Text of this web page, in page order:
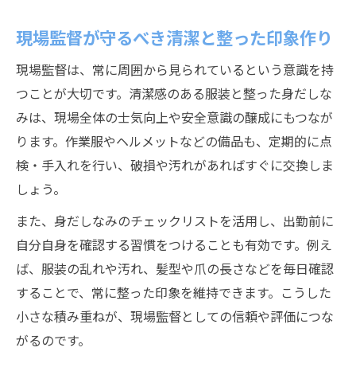
現場監督が守るべき清潔と整った印象作り
現場監督は、常に周囲から見られているという意識を持
つことが大切です。清潔感のある服装と整った身だしな
みは、現場全体の士気向上や安全意識の醸成にもつなが
ります。作業服やヘルメットなどの備品も、定期的に点
検・手入れを行い、破損や汚れがあればすぐに交換しま
しょう。
また、身だしなみのチェックリストを活用し、出勤前に
自分自身を確認する習慣をつけることも有効です。例え
ば、服装の乱れや汚れ、髪型や爪の長さなどを毎日確認
することで、常に整った印象を維持できます。こうした
小さな積み重ねが、現場監督としての信頼や評価につな
がるのです。